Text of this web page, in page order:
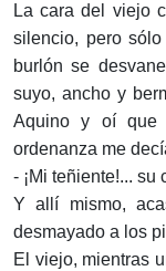
La cara del viejo
silencio, pero
burlón se
suyo, ancho y
Aquino y oí que
ordenanza me
- ¡Mi teñiente!... su
Y allí mismo,
desmayado a los
El viejo, mientras